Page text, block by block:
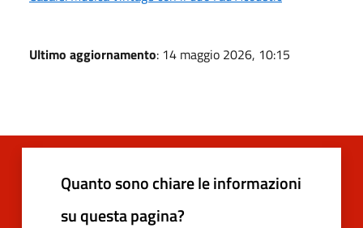
Ultimo aggiornamento: 14 maggio 2026, 10:15
Quanto sono chiare le informazioni
su questa pagina?